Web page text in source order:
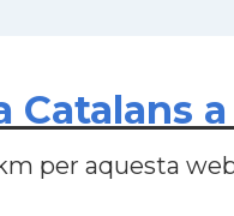
Catalans
per aquesta